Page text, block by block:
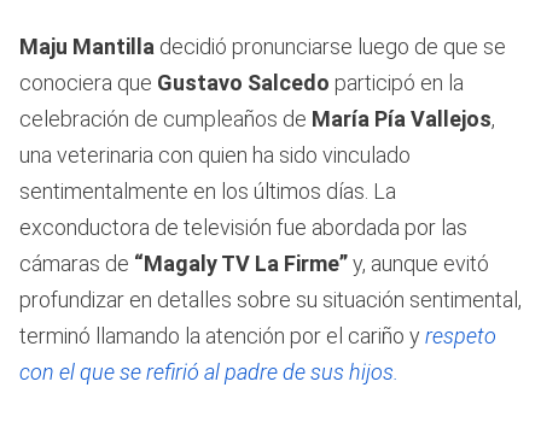
Maju Mantilla decidió pronunciarse luego de que se
conociera que Gustavo Salcedo participó en la
celebración de cumpleaños de María Pía Vallejos,
una veterinaria con quien ha sido vinculado
sentimentalmente en los últimos días. La
exconductora de televisión fue abordada por las
cámaras de “Magaly TV La Firme”y, aunque evitó
profundizar en detalles sobre su situación sentimental,
terminó llamando la atención por el cariño yrespeto
con el que se refirió al padre de sus hijos.